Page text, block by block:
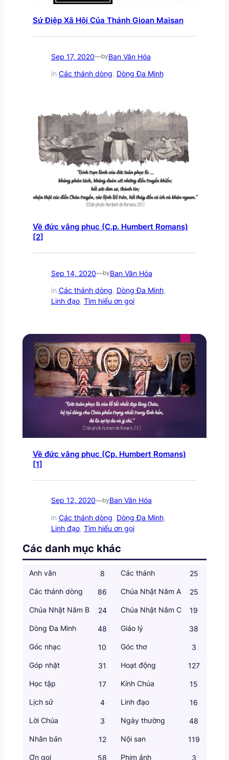
Sứ Điệp Xã Hội Của Thánh Gioan Maisan
Sep 17, 2020—byBan Văn Hóa
in Các thánh dòng, Dòng Đa Minh
Về đức vâng phục (C.p. Humbert Romans)
[2]
Sep 14, 2020—byBan Văn Hóa
in Các thánh dòng, Dòng Đa Minh
Linh đạo, Tìm hiểu ơn gọi
Về đức vâng phục (Cp. Humbert Romans)
[1]
Sep 12, 2020—byBan Văn Hóa
in Các thánh dòng, Dòng Đa Minh
Linh đạo, Tìm hiểu ơn gọi
Các danh mục khác
Anh văn 8 Các thánh 25
Các thánh dòng 86 Chúa Nhật Năm A 25
Chúa Nhật Năm B 24 Chúa Nhật Năm C 19
Dòng Đa Minh 48 Giáo lý 38
Góc nhạc 10 Góc thơ 3
Góp nhặt 31 Hoạt động 127
Học tập 17 Kính Chúa 15
Lịch sử 4 Linh đạo 16
Lời Chúa 3 Ngày thường 48
Nhân bản 12 Nội san 119
Ơn gọi 58 Phim ảnh 3